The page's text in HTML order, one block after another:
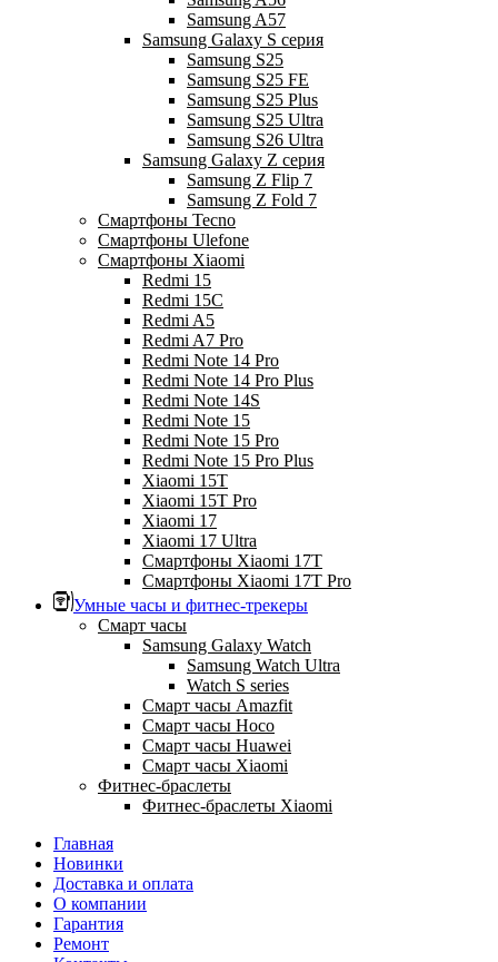
Samsung A57
Samsung Galaxy S серия
Samsung S25
Samsung S25 FE
Samsung S25 Plus
Samsung S25 Ultra
Samsung S26 Ultra
Samsung Galaxy Z серия
Samsung Z Flip 7
Samsung Z Fold 7
Смартфоны Tecno
Смартфоны Ulefone
Смартфоны Xiaomi
Redmi 15
Redmi 15C
Redmi A5
Redmi A7 Pro
Redmi Note 14 Pro
Redmi Note 14 Pro Plus
Redmi Note 14S
Redmi Note 15
Redmi Note 15 Pro
Redmi Note 15 Pro Plus
Xiaomi 15T
Xiaomi 15T Pro
Xiaomi 17
Xiaomi 17 Ultra
Смартфоны Xiaomi 17Т
Смартфоны Xiaomi 17Т Pro
Умные часы и фитнес-трекеры
Смарт часы
Samsung Galaxy Watch
Samsung Watch Ultra
Watch S series
Смарт часы Amazfit
Смарт часы Hoco
Смарт часы Huawei
Смарт часы Xiaomi
Фитнес-браслеты
Фитнес-браслеты Xiaomi
Главная
Новинки
Доставка и оплата
О компании
Гарантия
Ремонт